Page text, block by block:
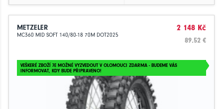
METZELER
MC360 MID SOFT 140/80-18 70M DOT2025
2 148 Kč
89.52 €
VEŠKERÉ ZBOŽÍ JE MOŽNÉ VYZVEDOUT V OLOMOUCI ZDARMA - BUDEME VÁS
INFORMOVAT, KDY BUDE PŘIPRAVENO!